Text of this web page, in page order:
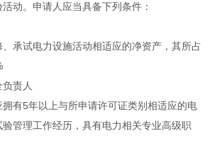
动。申请人应当具备下列条件：
承试电力设施活动相适应的净资产，其所占
责人
有5年以上与所申请许可证类别相适应的电
管理工作经历，具有电力相关专业高级职